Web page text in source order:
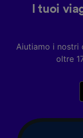
I tuoi
Aiutiamo i nostri
oltre